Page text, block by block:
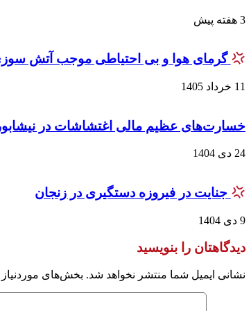
3 هفته پیش
گرمای هوا و بی احتیاطی موجب آتش
11 خرداد 1405
خسارت‌های عظیم مالی اغتشاشات در
24 دی 1404
جنایت در فیروزه دستگیری در زنجان
9 دی 1404
دیدگاهتان را بنویسید
نشانی ایمیل شما منتشر نخواهد شد. بخش‌های